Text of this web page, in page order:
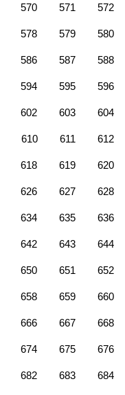
570 571 572
578 579 580
586 587 588
594 595 596
602 603 604
610 611 612
618 619 620
626 627 628
634 635 636
642 643 644
650 651 652
658 659 660
666 667 668
674 675 676
682 683 684